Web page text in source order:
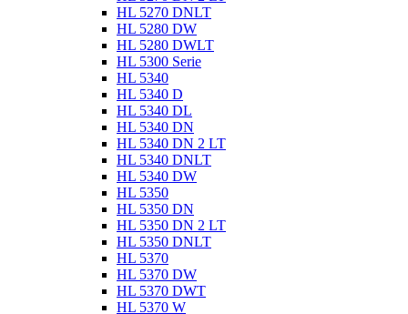
HL 5270 DNLT
HL 5280 DW
HL 5280 DWLT
HL 5300 Serie
HL 5340
HL 5340 D
HL 5340 DL
HL 5340 DN
HL 5340 DN 2 LT
HL 5340 DNLT
HL 5340 DW
HL 5350
HL 5350 DN
HL 5350 DN 2 LT
HL 5350 DNLT
HL 5370
HL 5370 DW
HL 5370 DWT
HL 5370 W